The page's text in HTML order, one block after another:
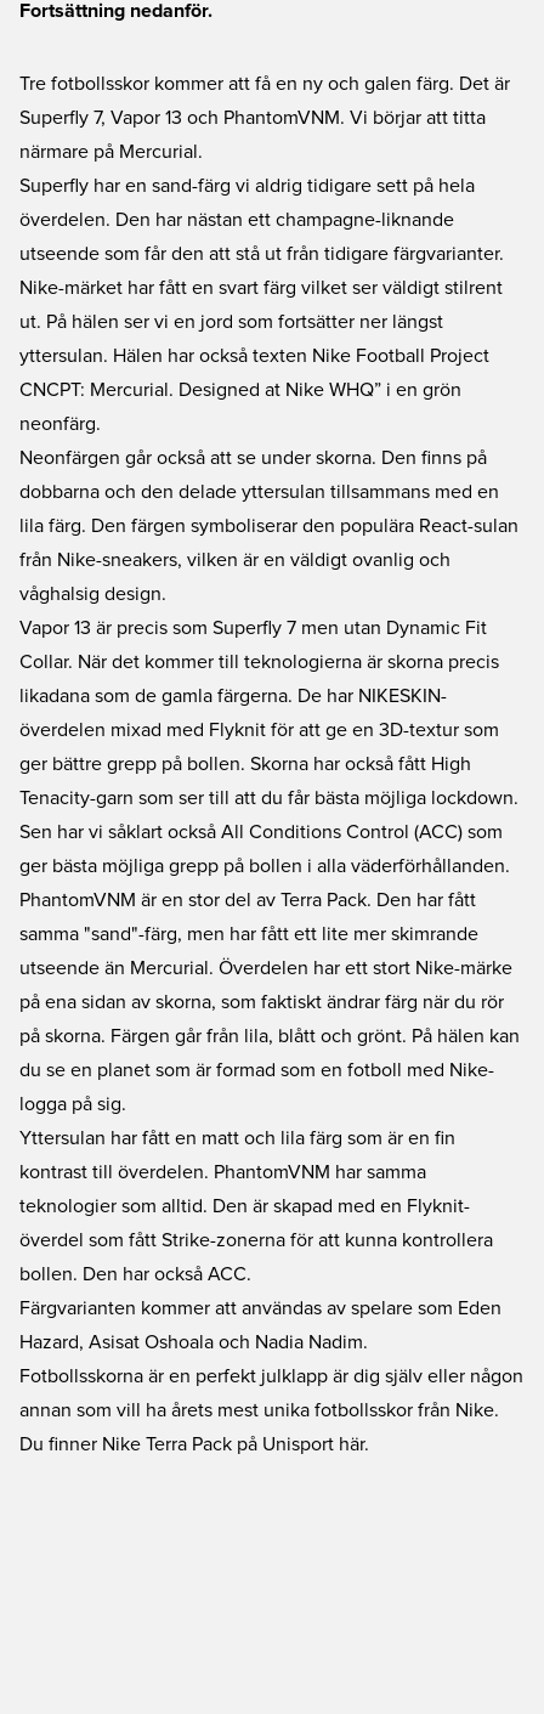
Fortsättning nedanför.
Tre fotbollsskor kommer att få en ny och galen färg. Det är
Superfly 7, Vapor 13 och PhantomVNM. Vi börjar att titta
närmare på Mercurial.
Superfly har en sand-färg vi aldrig tidigare sett på hela
överdelen. Den har nästan ett champagne-liknande
utseende som får den att stå ut från tidigare färgvarianter.
Nike-märket har fått en svart färg vilket ser väldigt stilrent
ut. På hälen ser vi en jord som fortsätter ner längst
yttersulan. Hälen har också texten Nike Football Project
CNCPT: Mercurial. Designed at Nike WHQ” i en grön
neonfärg.
Neonfärgen går också att se under skorna. Den finns på
dobbarna och den delade yttersulan tillsammans med en
lila färg. Den färgen symboliserar den populära React-sulan
från Nike-sneakers, vilken är en väldigt ovanlig och
våghalsig design.
Vapor 13 är precis som Superfly 7 men utan Dynamic Fit
Collar. När det kommer till teknologierna är skorna precis
likadana som de gamla färgerna. De har NIKESKIN-
överdelen mixad med Flyknit för att ge en 3D-textur som
ger bättre grepp på bollen. Skorna har också fått High
Tenacity-garn som ser till att du får bästa möjliga lockdown.
Sen har vi såklart också All Conditions Control (ACC) som
ger bästa möjliga grepp på bollen i alla väderförhållanden.
PhantomVNM är en stor del av Terra Pack. Den har fått
samma "sand"-färg, men har fått ett lite mer skimrande
utseende än Mercurial. Överdelen har ett stort Nike-märke
på ena sidan av skorna, som faktiskt ändrar färg när du rör
på skorna. Färgen går från lila, blått och grönt. På hälen kan
du se en planet som är formad som en fotboll med Nike-
logga på sig.
Yttersulan har fått en matt och lila färg som är en fin
kontrast till överdelen. PhantomVNM har samma
teknologier som alltid. Den är skapad med en Flyknit-
överdel som fått Strike-zonerna för att kunna kontrollera
bollen. Den har också ACC.
Färgvarianten kommer att användas av spelare som Eden
Hazard, Asisat Oshoala och Nadia Nadim.
Fotbollsskorna är en perfekt julklapp är dig själv eller någon
annan som vill ha årets mest unika fotbollsskor från Nike.
Du finner Nike Terra Pack på Unisport här.